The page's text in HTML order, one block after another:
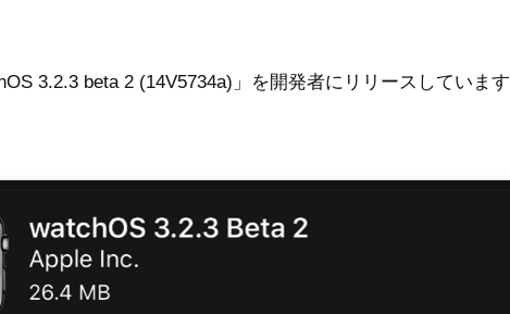
3.2.3 beta 2 (14V5734a)」を開発者にリリースしています